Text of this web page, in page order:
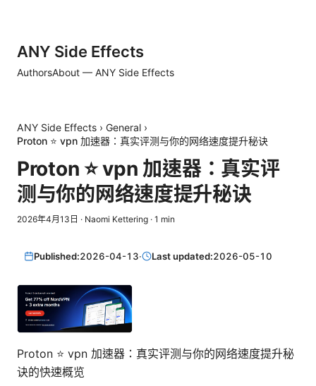
ANY Side Effects
AuthorsAbout — ANY Side Effects
ANY Side Effects › General ›
Proton ⭐ vpn 加速器：真实评测与你的网络速度提升秘诀
Proton ⭐ vpn 加速器：真实评
测与你的网络速度提升秘诀
2026年4月13日 · Naomi Kettering · 1 min
Published:2026-04-13· Last updated:2026-05-10
Proton ⭐ vpn 加速器：真实评测与你的网络速度提升秘
诀的快速概览